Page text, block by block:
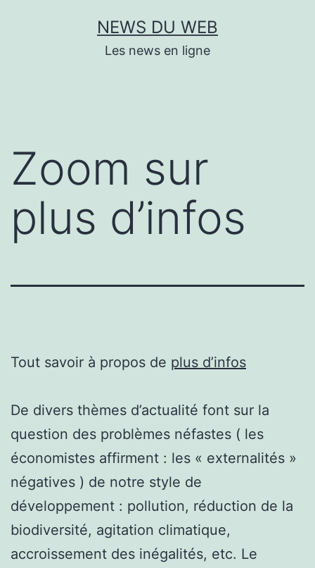
NEWS DU WEB
Les news en ligne
Zoom sur
plus d’infos
Tout savoir à propos de plus d’infos
De divers thèmes d’actualité font sur la
question des problèmes néfastes ( les
économistes affirment : les « externalités »
négatives ) de notre style de
développement : pollution, réduction de la
biodiversité, agitation climatique,
accroissement des inégalités, etc. Le